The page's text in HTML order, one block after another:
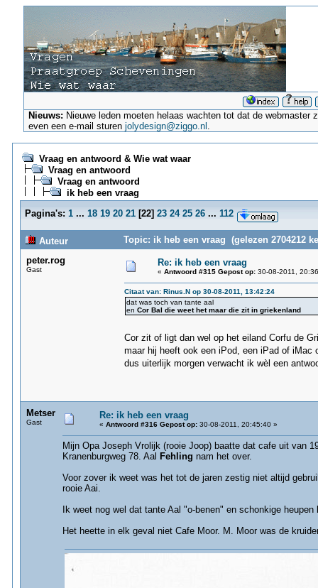
Nieuws: Nieuwe leden moeten helaas wachten tot dat de
even een e-mail sturenjolydesign@ziggo.nl .
Vraag en antwoord & Wie wat waar
Vraag en antwoord
Vraag en antwoord
ik heb een vraag
Pagina's: 1 ... 18 19 20 21[22] 23 24 25 26 ... 112
Auteur
Topic: ik heb een vraag (gelezen 2704212
peter.rog
Gast
Re: ik heb een vraag
« Antwoord #315 Gepost op:30-08-2011,
Citaat van: Rinus.N op 30-08-2011, 13:42:24
dat was toch van tante aal
en Cor Bal die weet het maar die zit in griekenland
Cor zit of ligt dan wel op het eiland Corfu de
maar hij heeft ook een iPod, een iPad of
dus uiterlijk morgen verwacht ik wèl een
Metser
Gast
Re: ik heb een vraag
« Antwoord #316 Gepost op:30-08-2011, 20:45:40 »
Mijn Opa Joseph Vrolijk (rooie Joop) baatte dat cafe uit van
Kranenburgweg 78. Aal Fehling nam het over.
Voor zover ik weet was het tot de jaren zestig niet altijd
rooie Aai.
Ik weet nog wel dat tante Aal "o-benen" en schonkige heupen
Het heette in elk geval niet Cafe Moor. M. Moor was de